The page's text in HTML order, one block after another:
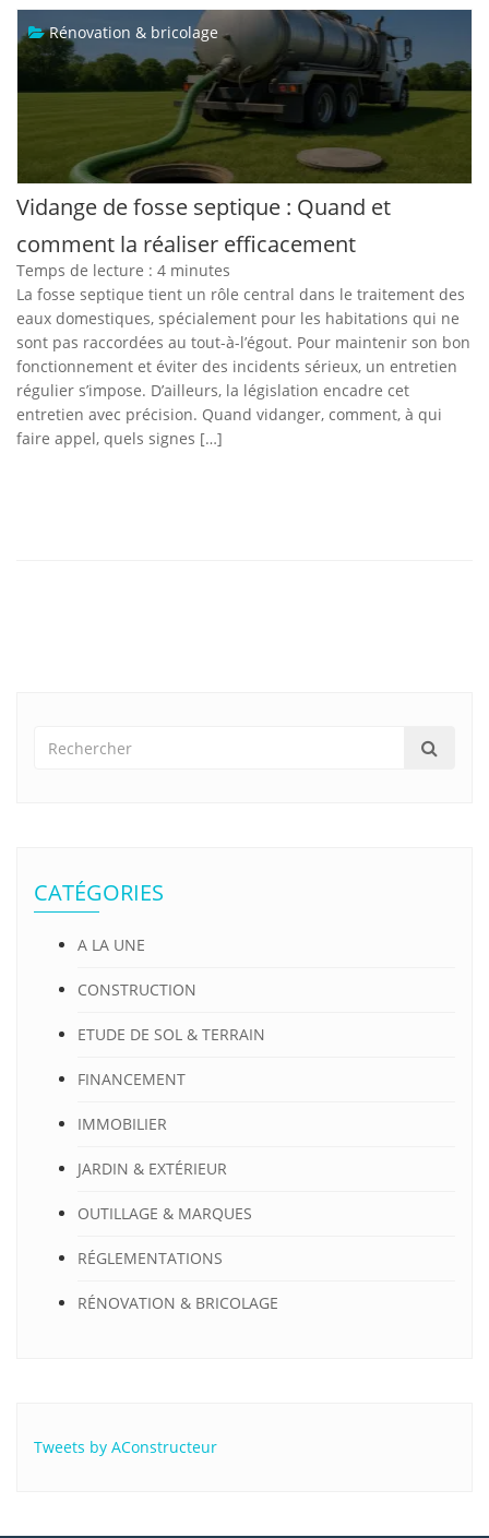
Rénovation & bricolage
Vidange de fosse septique : Quand et
comment la réaliser efficacement
Temps de lecture : 4 minutes
La fosse septique tient un rôle central dans le traitement des
eaux domestiques, spécialement pour les habitations qui ne
sont pas raccordées au tout-à-l’égout. Pour maintenir son bon
fonctionnement et éviter des incidents sérieux, un entretien
régulier s’impose. D’ailleurs, la législation encadre cet
entretien avec précision. Quand vidanger, comment, à qui
faire appel, quels signes […]
CATÉGORIES
A LA UNE
CONSTRUCTION
ETUDE DE SOL & TERRAIN
FINANCEMENT
IMMOBILIER
JARDIN & EXTÉRIEUR
OUTILLAGE & MARQUES
RÉGLEMENTATIONS
RÉNOVATION & BRICOLAGE
Tweets by AConstructeur